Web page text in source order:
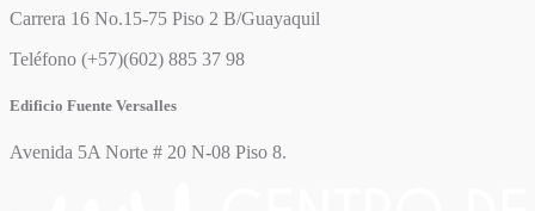
Carrera 16 No.15-75 Piso 2 B/Guayaquil
Teléfono (+57)(602) 885 37 98
Edificio Fuente Versalles
Avenida 5A Norte # 20 N-08 Piso 8.